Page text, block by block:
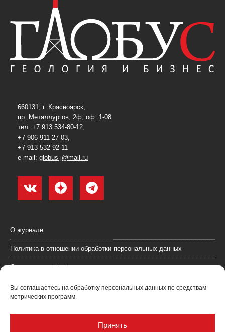
Вы соглашаетесь на обработку персональных данных по средствам
метрических программ.
Принять
660131, г. Красноярск,
пр. Металлургов, 2ф, оф. 1-08
тел. +7 913 534-80-12,
+7 906 911-27-03,
+7 913 532-92-11
e-mail: globus-j@mail.ru
О журнале
Политика в отношении обработки персональных данных
Согласие на обработку персональных данных
Пользовательское соглашение (оферта)